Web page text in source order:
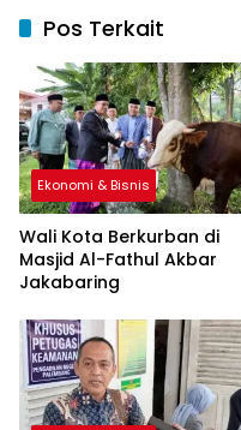
Pos Terkait
Ekonomi & Bisnis
Wali Kota Berkurban di
Masjid Al-Fathul Akbar
Jakabaring